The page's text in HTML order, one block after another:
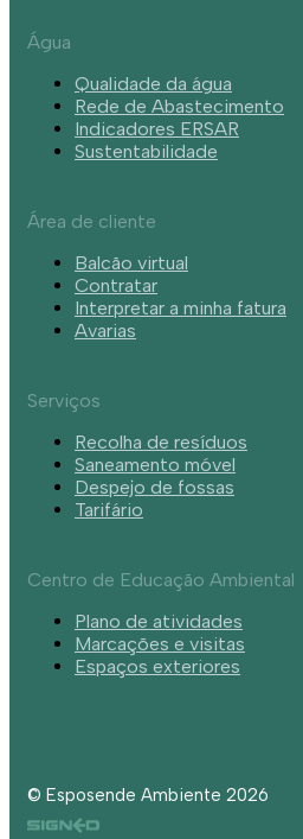
Água
Qualidade da água
Rede de Abastecimento
Indicadores ERSAR
Sustentabilidade
Área de cliente
Balcão virtual
Contratar
Interpretar a minha fatura
Avarias
Serviços
Recolha de resíduos
Saneamento móvel
Despejo de fossas
Tarifário
Centro de Educação Ambiental
Plano de atividades
Marcações e visitas
Espaços exteriores
© Esposende Ambiente 2026